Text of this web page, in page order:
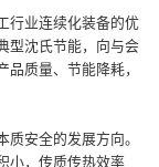
行业连续化装备的优
型沈氏节能，向与会
质量、节能降耗，
安全的发展方向。
小，传质传热效率